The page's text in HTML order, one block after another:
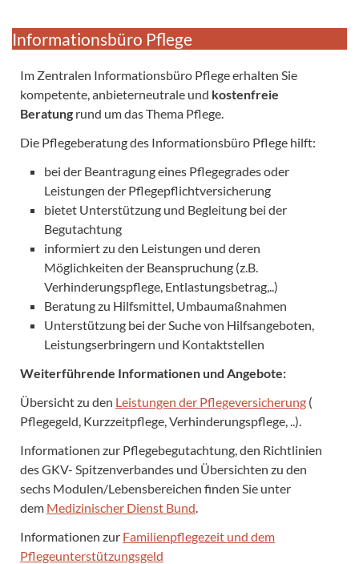
Informationsbüro Pflege
Im Zentralen Informationsbüro Pflege erhalten Sie
kompetente, anbieterneutrale und kostenfreie
Beratung rund um das Thema Pflege.
Die Pflegeberatung des Informationsbüro Pflege hilft:
bei der Beantragung eines Pflegegrades oder
Leistungen der Pflegepflichtversicherung
bietet Unterstützung und Begleitung bei der
Begutachtung
informiert zu den Leistungen und deren
Möglichkeiten der Beanspruchung (z.B.
Verhinderungspflege, Entlastungsbetrag,..)
Beratung zu Hilfsmittel, Umbaumaßnahmen
Unterstützung bei der Suche von Hilfsangeboten,
Leistungserbringern und Kontaktstellen
Weiterführende Informationen und Angebote:
Übersicht zu den Leistungen der Pflegeversicherung (
Pflegegeld, Kurzzeitpflege, Verhinderungspflege, ..).
Informationen zur Pflegebegutachtung, den Richtlinien
des GKV- Spitzenverbandes und Übersichten zu den
sechs Modulen/Lebensbereichen finden Sie unter
dem Medizinischer Dienst Bund
Informationen zur Familienpflegezeit und dem
Pflegeunterstützungsgeld